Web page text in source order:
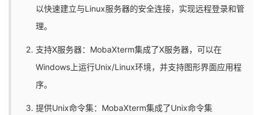
以快速建立与Linux服务器的安全连接，实现远程登录和管
理。
支持X服务器：MobaXterm集成了X服务器，可以在
Windows上运行Unix/Linux环境，并支持图形界面应用程
序。
提供Unix命令集：MobaXterm集成了Unix命令集